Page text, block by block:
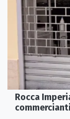
Rocca